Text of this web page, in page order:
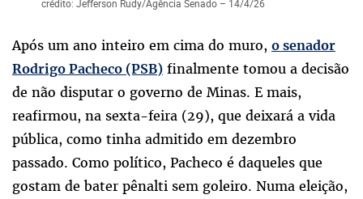
crédito: Jefferson Rudy/Agência Senado – 14/4/26
Após um ano inteiro em cima do muro, o senador
Rodrigo Pacheco (PSB) finalmente tomou a decisão
de não disputar o governo de Minas. E mais,
reafirmou, na sexta-feira (29), que deixará a vida
pública, como tinha admitido em dezembro
passado. Como político, Pacheco é daqueles que
gostam de bater pênalti sem goleiro. Numa eleição,